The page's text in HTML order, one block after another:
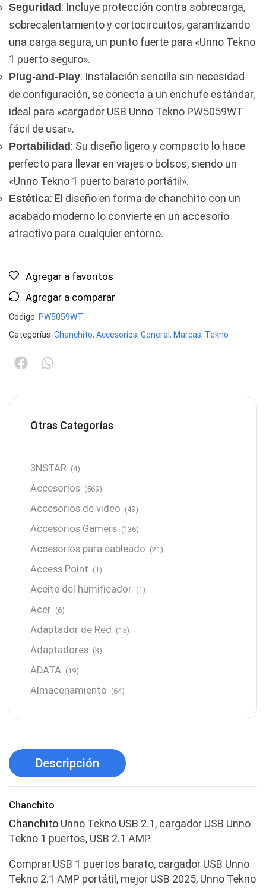
Seguridad : Incluye protección contra sobrecarga,
sobrecalentamiento y cortocircuitos, garantizando
una carga segura, un punto fuerte para «Unno Tekno
1 puerto seguro».
Plug-and-Play: Instalación sencilla sin necesidad
de configuración, se conecta a un enchufe estándar,
ideal para «cargador USB Unno Tekno PW5059WT
fácil de usar».
Portabilidad : Su diseño ligero y compacto lo hace
perfecto para llevar en viajes o bolsos, siendo un
«Unno Tekno 1 puerto barato portátil».
Estética: El diseño en forma de chanchito con un
acabado moderno lo convierte en un accesorio
atractivo para cualquier entorno.
Agregar a favoritos
Agregar a comparar
Código PW5059WT
Categorías Chanchito, Accesorios, General , Marcas, Tekno
Otras Categorías
3NSTAR (4)
Accesorios (569)
Accesorios de video (49)
Accesorios Gamers (136)
Accesorios para cableado (21)
Access Point (1)
Aceite del humificador (1)
Acer (6)
Adaptador de Red (15)
Adaptadores (3)
ADATA (19)
Almacenamiento (64)
Antivirus (1)
Aro de luz
Audífonos
Audio y Sonido (143)
Descripción
Chanchito
Chanchito Unno Tekno USB 2.1, cargador USB Unno
Tekno 1 puertos, USB 2.1 AMP.
Comprar USB 1 puertos barato, cargador USB Unno
Tekno 2.1 AMP portátil, mejor USB 2025, Unno Tekno